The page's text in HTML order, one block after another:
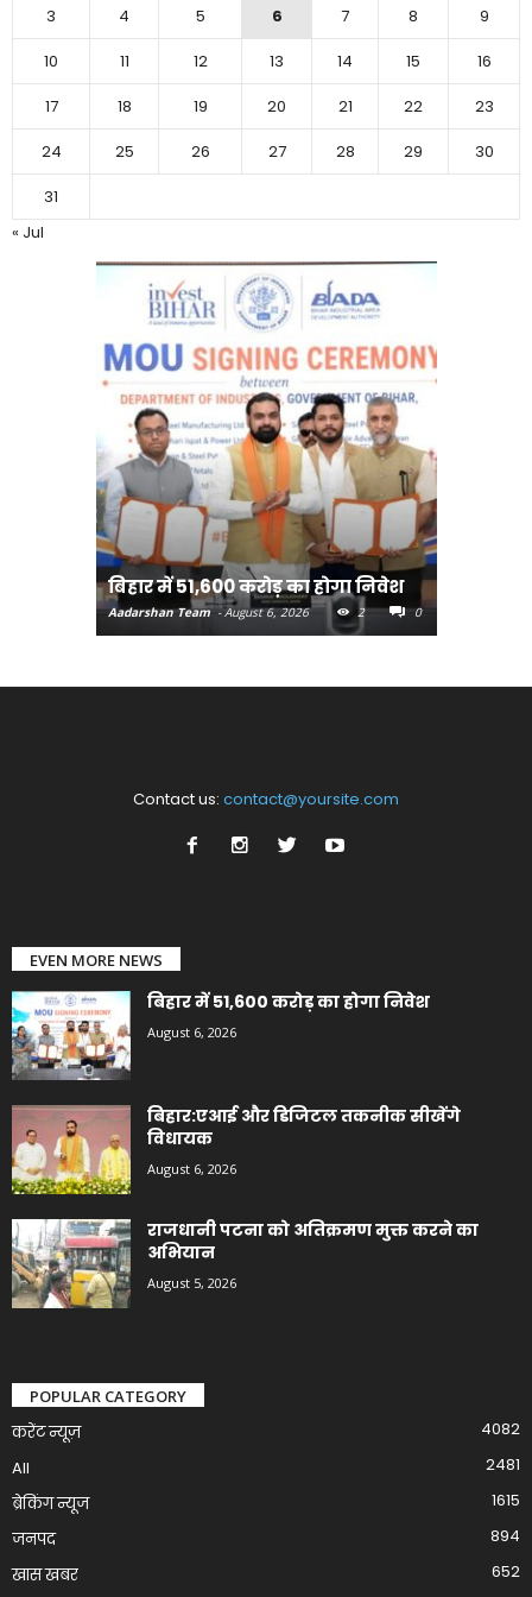
3
4 5 6 7 8
9
10
11 12 13 14 15
16
17
18 19 20 21 22
23
24
25 26 27 28 29
30
31
« Jul
बिहार में 51,600 करोड़ का होगा निवेश
Aadarshan Team - August 6, 2026 2 0
Contact us: contact@yoursite.com
EVEN MORE NEWS
बिहार में 51,600 करोड़ का होगा निवेश
August 6, 2026
बिहार:एआई और डिजिटल तकनीक सीखेंगे
विधायक
August 6, 2026
राजधानी पटना को अतिक्रमण मुक्त करने का
अभियान
August 5, 2026
POPULAR CATEGORY
करेंट न्यूज़
4082
All
2481
ब्रेकिंग न्यूज
1615
जनपद
894
खास खबर
652